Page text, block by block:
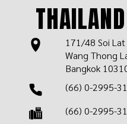
171/48 Soi
Wang Thong
Bangkok
(66) 0-2995-
(66) 0-2995-